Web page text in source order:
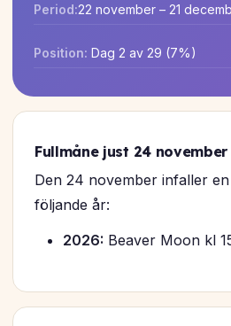
Period:22 november – 21
Position: Dag 2 av 29 (7%)
Fullmåne just 24 november
Den 24 november infaller
följande år:
2026: Beaver Moon kl